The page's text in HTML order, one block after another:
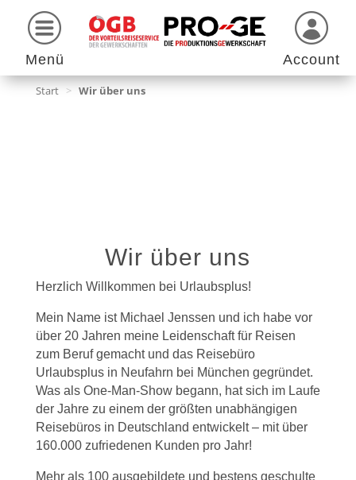
Menü Account
Start > Wir über uns
Wir über uns
Herzlich Willkommen bei Urlaubsplus!
Mein Name ist Michael Jenssen und ich habe vor
über 20 Jahren meine Leidenschaft für Reisen
zum Beruf gemacht und das Reisebüro
Urlaubsplus in Neufahrn bei München gegründet.
Was als One-Man-Show begann, hat sich im Laufe
der Jahre zu einem der größten unabhängigen
Reisebüros in Deutschland entwickelt – mit über
160.000 zufriedenen Kunden pro Jahr!
Mehr als 100 ausgebildete und bestens geschulte